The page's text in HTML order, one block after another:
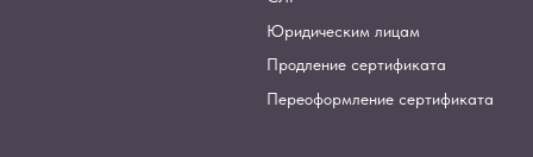
Юридическим лицам
Продление сертификата
Переоформление сертификата